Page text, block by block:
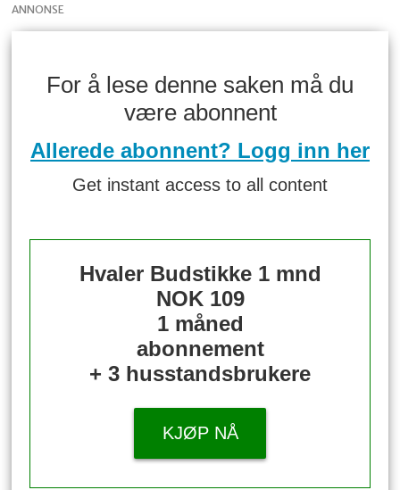
ANNONSE
For å lese denne saken må du
være abonnent
Allerede abonnent? Logg inn her
Get instant access to all content
Hvaler Budstikke 1 mnd
NOK 109
1 måned
abonnement
+ 3 husstandsbrukere
KJØP NÅ